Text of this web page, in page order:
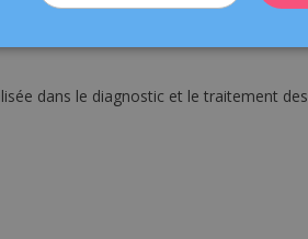
testiculaire afin d’étudier la
des antécédents de maladies
dans le diagnostic et le traitement des